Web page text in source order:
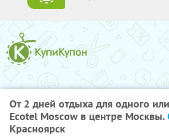
От 2 дней отдыха для одного
Ecotel Moscow в центре Москвы.
Красноярск